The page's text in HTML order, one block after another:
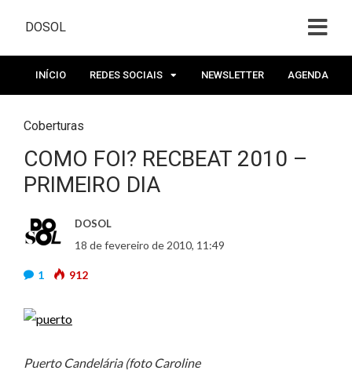
DOSOL
INÍCIO REDES SOCIAIS NEWSLETTER AGENDA
Coberturas
COMO FOI? RECBEAT 2010 –
PRIMEIRO DIA
DOSOL
18 de fevereiro de 2010, 11:49
1 912
Puerto Candelária (foto Caroline